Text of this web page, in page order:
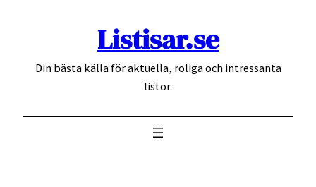
Listisar.se
Din bästa källa för aktuella, roliga och intressanta
listor.